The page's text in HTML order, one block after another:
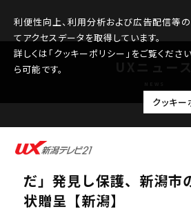
利便性向上、利用分析および広告配信等
てアクセスデータを取得しています。
詳しくは「クッキーポリシー」をご覧くださ
ら可能です。
クッキー
2026.05.25
道に迷った高齢男性「寒
だ」発見し保護、新潟市
状贈呈【新潟】